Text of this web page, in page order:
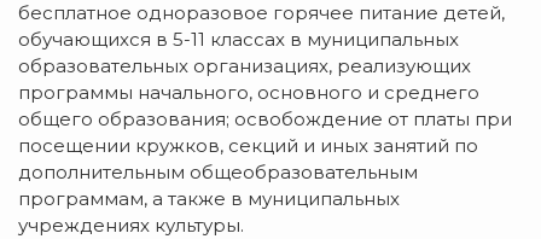
бесплатное одноразовое горячее питание детей,
обучающихся в 5-11 классах в муниципальных
образовательных организациях, реализующих
программы начального, основного и среднего
общего образования; освобождение от платы при
посещении кружков, секций и иных занятий по
дополнительным общеобразовательным
программам, а также в муниципальных
учреждениях культуры.